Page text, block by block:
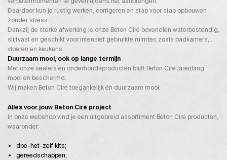
Daardoor kun je rustig werken, corrigeren en stap voor stap opbouwen
zonder stress.
Dankzij de sterke afwerking is onze Beton Ciré bovendien waterbestendig,
slijtvast en geschikt voor intensief gebruikte ruimtes zoals badkamers,
vloeren en keukens.
Duurzaam mooi, ook op lange termijn
Met onze sealers en onderhoudsproducten blijft Beton Ciré jarenlang
mooi en beschermd.
Wij maken Beton Ciré toegankelijk én duurzaam mooi.
Alles voor jouw Beton Ciré project
In onze webshop vind je een uitgebreid assortiment Beton Ciré producten,
waaronder:
doe-het-zelf kits;
gereedschappen;